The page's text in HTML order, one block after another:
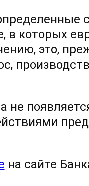
в которых
это,
не
на сайте